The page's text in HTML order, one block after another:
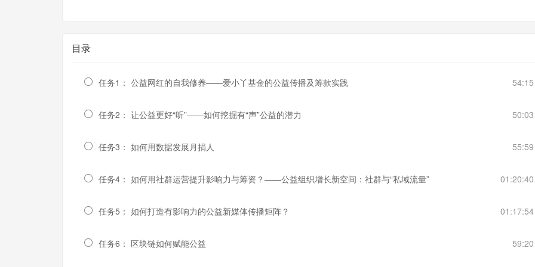
目录
任务1： 公益网红的自我修养——爱小丫基金的公益传播及筹款实践 54:15
任务2： 让公益更好“听”——如何挖掘有“声”公益的潜力 50:03
任务3： 如何用数据发展月捐人 55:59
任务4： 如何用社群运营提升影响力与筹资？——公益组织增长新空间：社群与“私域流量” 01:20:40
任务5： 如何打造有影响力的公益新媒体传播矩阵？ 01:17:54
任务6： 区块链如何赋能公益 59:20